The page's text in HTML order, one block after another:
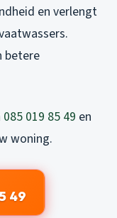
en verlengt
betere
085 019 85 49 en
woning.
49